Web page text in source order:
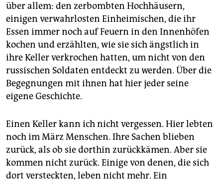
über allem: den zerbombten Hochhäusern,
einigen verwahrlosten Einheimischen, die ihr
Essen immer noch auf Feuern in den Innenhöfen
kochen und erzählten, wie sie sich ängstlich in
ihre Keller verkrochen hatten, um nicht von den
russischen Soldaten entdeckt zu werden. Über die
Begegnungen mit ihnen hat hier jeder seine
eigene Geschichte.
Einen Keller kann ich nicht vergessen. Hier lebten
noch im März Menschen. Ihre Sachen blieben
zurück, als ob sie dorthin zurückkämen. Aber sie
kommen nicht zurück. Einige von denen, die sich
dort versteckten, leben nicht mehr. Ein